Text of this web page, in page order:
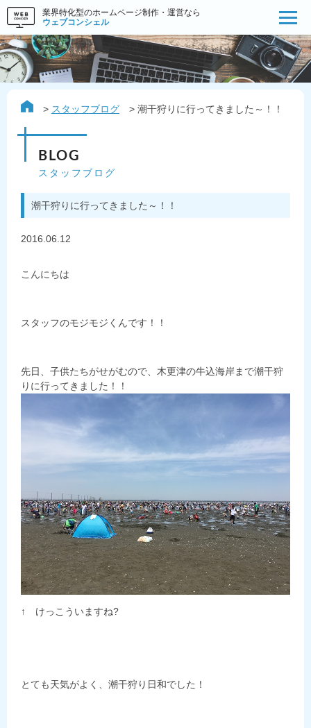
業界特化型のホームページ制作・運営なら
ウェブコンシェル
スタッフブログ 潮干狩りに行ってきました～！！
BLOG
スタッフブログ
潮干狩りに行ってきました～！！
2016.06.12
こんにちは
スタッフのモジモジくんです！！
先日、子供たちがせがむので、木更津の牛込海岸まで潮干狩
りに行ってきました！！
↑ けっこういますね?
とても天気がよく、潮干狩り日和でした！